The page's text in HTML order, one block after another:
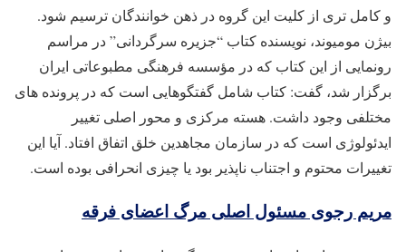
و کامل ‌تری از کلیت این گروه در ذهن خوانندگان ترسیم شود.
بیژن مومیوند، نویسنده کتاب “جزیره سرگردانی” در مراسم
رونمایی از این کتاب که در مؤسسه فرهنگی مطبوعاتی ایران
برگزار شد، گفت: کتاب شامل گفتگوهایی است که در پرونده‌ های
مختلفی وجود داشت. هسته مرکزی و محور اصلی تغییر
ایدئولوژی است که در سازمان مجاهدین خلق اتفاق افتاد. آیا این
تغییرات محتوم و اجتناب‌ ناپذیر بود یا چیزی انحرافی بوده است.
مریم رجوی مسئول اصلی مرگ اعضای فرقه